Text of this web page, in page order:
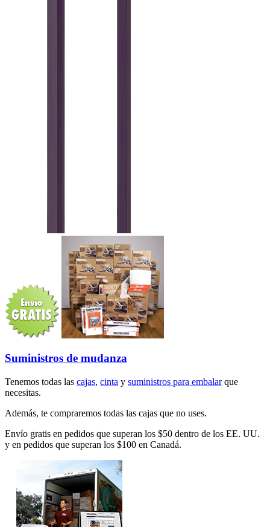
Suministros de mudanza
Tenemos todas las cajas, cinta y suministros para embalarque
necesitas.
Además, te compraremos todas las cajas que no uses.
Envío gratis en pedidos que superan los $50 dentro de los EE. UU.
y en pedidos que superan los $100 en Canadá.